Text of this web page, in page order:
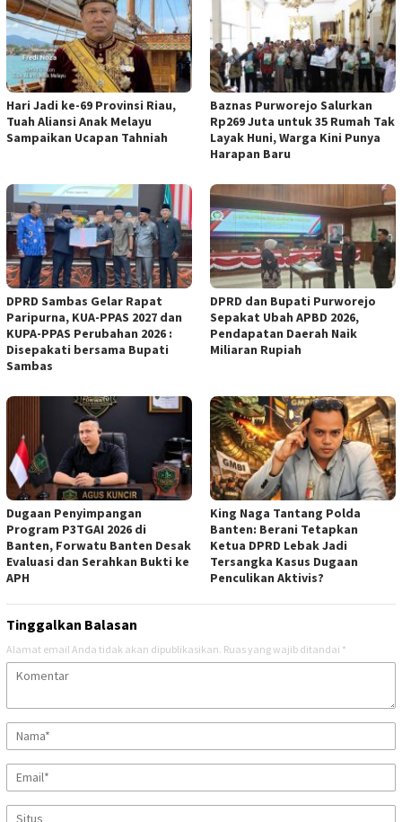
Hari Jadi ke-69 Provinsi Riau,
Tuah Aliansi Anak Melayu
Sampaikan Ucapan Tahniah
Baznas Purworejo Salurkan
Rp269 Juta untuk 35 Rumah Tak
Layak Huni, Warga Kini Punya
Harapan Baru ‎
DPRD Sambas Gelar Rapat
Paripurna, KUA-PPAS 2027 dan
KUPA-PPAS Perubahan 2026 :
Disepakati bersama Bupati
Sambas
DPRD dan Bupati Purworejo
Sepakat Ubah APBD 2026,
Pendapatan Daerah Naik
Miliaran Rupiah ‎
Dugaan Penyimpangan
Program P3TGAI 2026 di
Banten, Forwatu Banten Desak
Evaluasi dan Serahkan Bukti ke
APH
‎King Naga Tantang Polda
Banten: Berani Tetapkan
Ketua DPRD Lebak Jadi
Tersangka Kasus Dugaan
Penculikan Aktivis? ‎
Tinggalkan Balasan
Alamat email Anda tidak akan dipublikasikan. Ruas yang wajib ditandai *